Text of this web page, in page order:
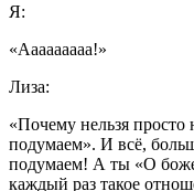
Я:
«Ааааааааа!»
Лиза:
«Почему нельзя просто
подумаем». И всё,
подумаем! А ты «О
каждый раз такое